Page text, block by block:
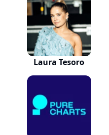
Laura Tesoro